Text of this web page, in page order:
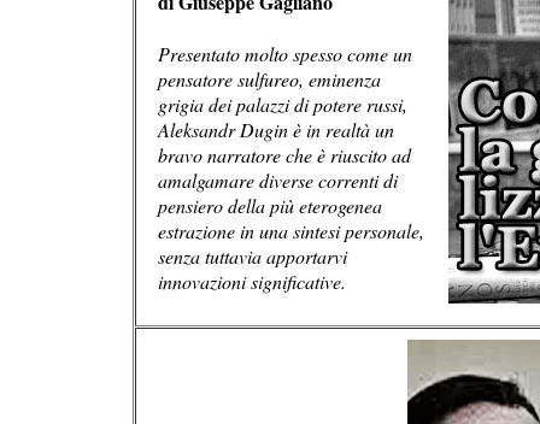
Presentato molto spesso come un
pensatore sulfureo, eminenza
grigia dei palazzi di potere russi,
Aleksandr Dugin è in realtà un
bravo narratore che è riuscito ad
amalgamare diverse correnti di
pensiero della più eterogenea
estrazione in una sintesi personale,
senza tuttavia apportarvi
innovazioni significative.